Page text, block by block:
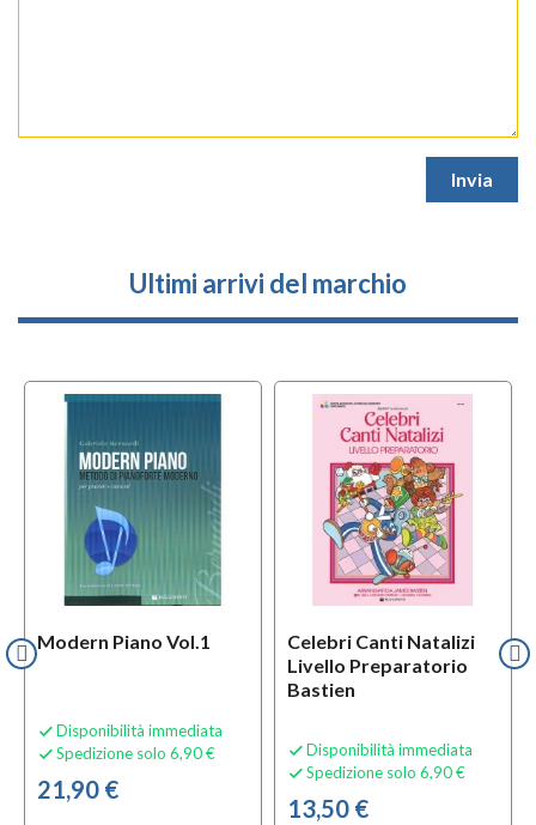
Ultimi arrivi del marchio
Modern Piano Vol.1
 Disponibilità immediata
 Spedizione solo 6,90 €
21,90 €
Celebri Canti Natalizi
Livello Preparatorio
Bastien
 Disponibilità immediata
 Spedizione solo 6,90 €
13,50 €